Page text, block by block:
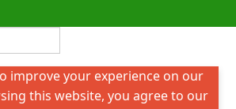
improve your experience on our
this website, you agree to our